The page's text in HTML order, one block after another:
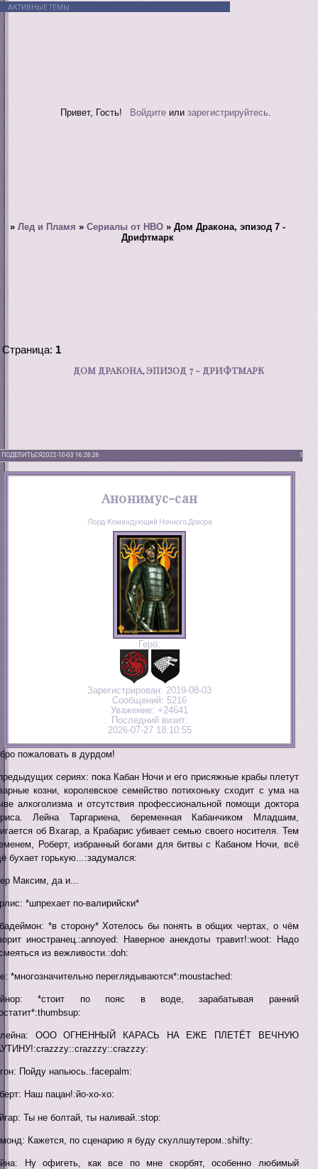
АКТИВНЫЕ ТЕМЫ
Привет, Гость! Войдитеили зарегистрируйтесь.
» Лед и Пламя » Сериалы от HBO » Дом Дракона, эпизод 7 -
Дрифтмарк
ДОМ ДРАКОНА, ЭПИЗОД 7 - ДРИФТМАРК
Страница: 1
ПОДЕЛИТЬСЯ 1
2022-10-03 16:28:26
Анонимус-сан
Лорд-Командующий Ночного Дозора
Герб:
Зарегистрирован: 2019-08-03
Сообщений: 5216
Уважение: +24641
Последний визит:
2026-07-27 18:10:55
пожаловать в дурдом!
сериях: пока Кабан Ночи и его присяжные крабы плетут
козни, королевское семейство потихоньку сходит с ума на
алкоголизма и отсутствия профессиональной помощи доктора
Лейна Таргариена, беременная Кабанчиком Младшим,
об Вхагар, а Крабарис убивает семью своего носителя. Тем
Роберт, избранный богами для битвы с Кабаном Ночи, всё
бухает горькую...:задумался:
Максим, да и...
*шпрехает по-валирийски*
*в сторону* Хотелось бы понять в общих чертах, о чём
иностранец.:annoyed: Наверное анекдоты травит!:woot: Надо
из вежливости.:doh:
*многозначительно переглядываются*:moustached:
*стоит по пояс в воде, зарабатывая ранний
ООО ОГНЕННЫЙ КАРАСЬ НА ЕЖЕ ПЛЕТЁТ ВЕЧНУЮ
Пойду напьюсь.:facepalm:
Наш пацан!:йо-хо-хо:
Ты не болтай, ты наливай.:stop:
Кажется, по сценарию я буду скуллшутером.:shifty:
Ну офигеть, как все по мне скорбят, особенно любимый